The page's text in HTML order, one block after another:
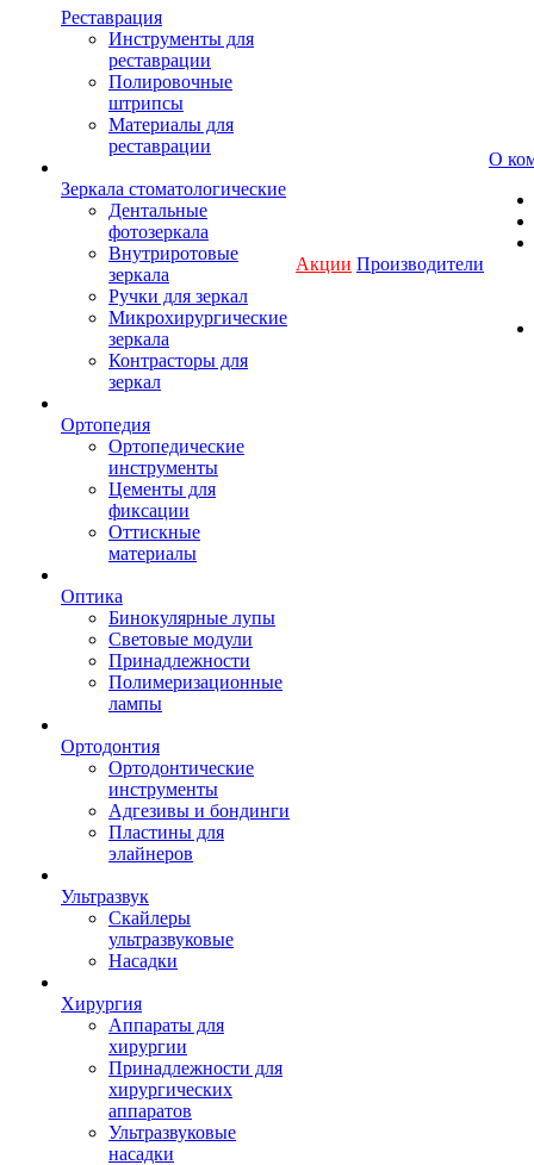
Реставрация
Инструменты для
реставрации
Полировочные
штрипсы
Материалы для
реставрации
Зеркала стоматологические
Дентальные
фотозеркала
Внутриротовые
зеркала
Ручки для зеркал
Микрохирургические
зеркала
Контрасторы для
зеркал
Ортопедия
Ортопедические
инструменты
Цементы для
фиксации
Оттискные
материалы
Оптика
Бинокулярные лупы
Световые модули
Принадлежности
Полимеризационные
лампы
Ортодонтия
Ортодонтические
инструменты
Адгезивы и бондинги
Пластины для
элайнеров
Ультразвук
Скайлеры
ультразвуковые
Насадки
Хирургия
Аппараты для
хирургии
Принадлежности для
хирургических
аппаратов
Ультразвуковые
насадки
Акции Производители
О